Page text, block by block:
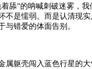
舔”的呐喊刺破迷雾
是懦弱。而是认清现
与错爱的体面告别。
躯壳闯入蓝色行星的